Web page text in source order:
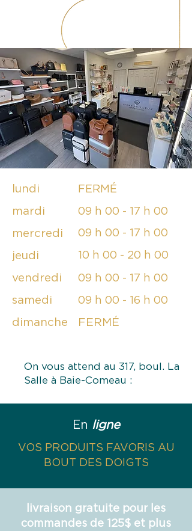
lundi FERMÉ
mardi 09 h 00 - 17 h 00
mercredi 09 h 00 - 17 h 00
jeudi 10 h 00 - 20 h 00
vendredi 09 h 00 - 17 h 00
samedi 09 h 00 - 16 h 00
dimanche FERMÉ
On vous attend au 317, boul. La
Salle à Baie-Comeau :
En ligne
VOS PRODUITS FAVORIS AU
BOUT DES DOIGTS
livraison gratuite pour les
commandes de 125$ et plus